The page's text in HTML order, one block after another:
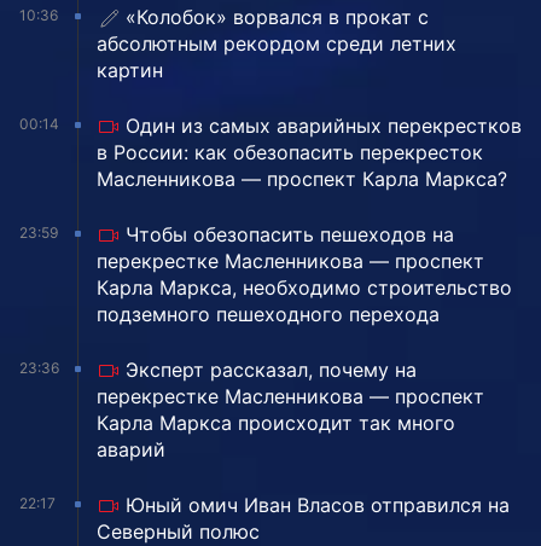
10:36
«Колобок» ворвался в прокат с
абсолютным рекордом среди летних
картин
00:14
Один из самых аварийных перекрестков
в России: как обезопасить перекресток
Масленникова — проспект Карла Маркса?
23:59
Чтобы обезопасить пешеходов на
перекрестке Масленникова — проспект
Карла Маркса, необходимо строительство
подземного пешеходного перехода
23:36
Эксперт рассказал, почему на
перекрестке Масленникова — проспект
Карла Маркса происходит так много
аварий
22:17
Юный омич Иван Власов отправился на
Северный полюс